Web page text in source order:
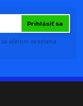
Prihlásiť sa
za účelom zasielania